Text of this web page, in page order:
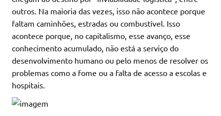
outros. Na maioria das vezes, isso não acontece porque
faltam caminhões, estradas ou combustível. Isso
acontece porque, no capitalismo, esse avanço, esse
conhecimento acumulado, não está a serviço do
desenvolvimento humano ou pelo menos de resolver os
problemas como a fome ou a falta de acesso a escolas e
hospitais.